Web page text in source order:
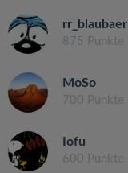
rr_blaubaer
875 Punkte
MoSo
700 Punkte
Iofu
600 Punkte